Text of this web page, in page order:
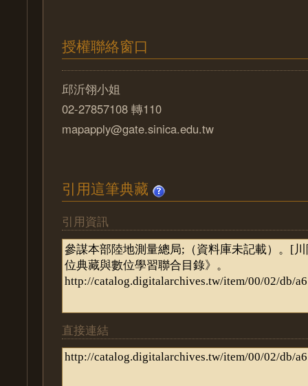
授權聯絡窗口
邱沂翎小姐
02-27857108 轉110
mapapply@gate.sinica.edu.tw
引用這筆典藏
引用資訊
直接連結